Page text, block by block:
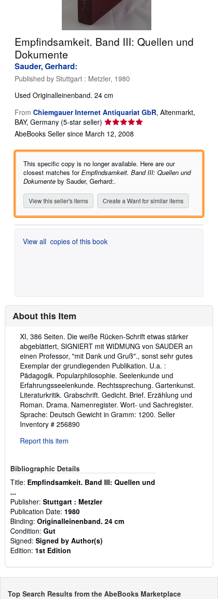
CLOSE
Empfindsamkeit. Band III: Quellen und
Dokumente
Sauder, Gerhard:
Published by Stuttgart : Metzler, 1980
Used Originalleinenband. 24 cm
From Chiemgauer Internet Antiquariat GbR, Altenmarkt,
BAY, Germany (5-star seller) Seller
rating
out
5
stars
AbeBooks Seller since March 12, 2008
This specific copy is no longer available. Here are our
closest matches forEmpfindsamkeit. Band III: Quellen und
Dokumente by Sauder, Gerhard:.
View this seller's items Create a Want for similar items
View all copies of this book
About this Item
Description:
XI, 386 Seiten. Die weiße Rücken-Schrift etwas stärker
abgeblättert, SIGNIERT mit WIDMUNG von SAUDER an
einen Professor, "mit Dank und Gruß"., sonst sehr gutes
Exemplar der grundlegenden Publikation. U.a. :
Pädagogik. Popularphilosophie. Seelenkunde und
Erfahrungsseelenkunde. Rechtssprechung. Gartenkunst.
Literaturkritik. Grabschrift. Gedicht. Brief. Erzählung und
Roman. Drama. Namenregister. Wort- und Sachregister.
Sprache: Deutsch Gewicht in Gramm: 1200. Seller
Inventory # 256890
Report this item
Bibliographic Details
Title: Empfindsamkeit. Band III: Quellen und
...
Publisher: Stuttgart : Metzler
Publication Date: 1980
Binding: Originalleinenband. 24 cm
Condition: Gut
Signed: Signed by Author(s)
Edition: 1st Edition
Top Search Results from the AbeBooks Marketplace